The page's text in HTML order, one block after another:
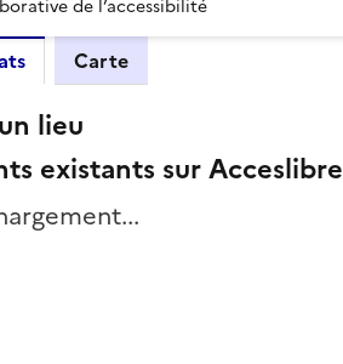
de l’accessibilité
Carte
lieu
existants sur Acceslibre